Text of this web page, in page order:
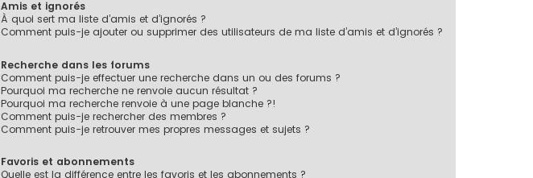
Amis et ignorés
À quoi sert ma liste d’amis et d’ignorés ?
Comment puis-je ajouter ou supprimer des utilisateurs de ma liste d’amis et d’ignorés ?
Recherche dans les forums
Comment puis-je effectuer une recherche dans un ou des forums ?
Pourquoi ma recherche ne renvoie aucun résultat ?
Pourquoi ma recherche renvoie à une page blanche ?!
Comment puis-je rechercher des membres ?
Comment puis-je retrouver mes propres messages et sujets ?
Favoris et abonnements
Quelle est la différence entre les favoris et les abonnements ?